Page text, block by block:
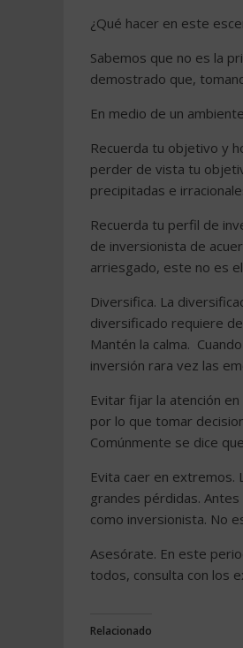
¿Qué hacer en este
Sabemos que no es la
demostrado que,
En medio de un
Recuerda tu objetivo y
perder de vista tu
precipitadas e
Recuerda tu perfil de
de inversionista de
arriesgado, este no es
Diversifica. La
diversificado requiere
Mantén la calma.
inversión rara vez las
Evitar fijar la atención
por lo que tomar
Comúnmente se dice
Evita caer en extremos.
grandes pérdidas.
como inversionista. No
Asesórate. En este
todos, consulta con los
Relacionado